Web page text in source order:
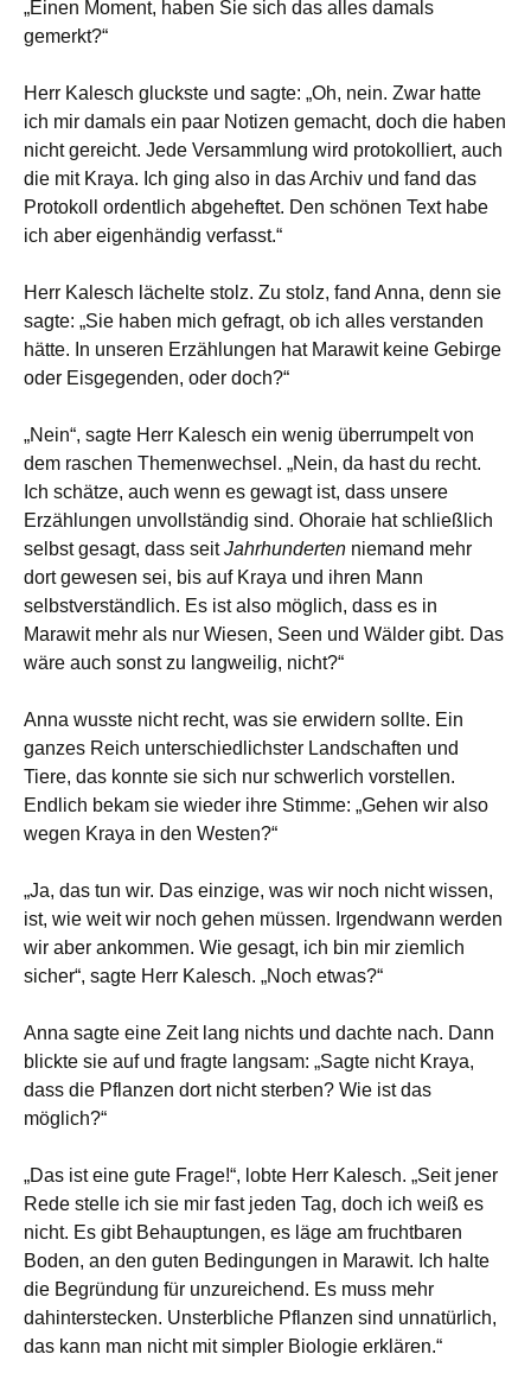
„Einen Moment, haben Sie sich das alles damals
gemerkt?“
Herr Kalesch gluckste und sagte: „Oh, nein. Zwar hatte
ich mir damals ein paar Notizen gemacht, doch die haben
nicht gereicht. Jede Versammlung wird protokolliert, auch
die mit Kraya. Ich ging also in das Archiv und fand das
Protokoll ordentlich abgeheftet. Den schönen Text habe
ich aber eigenhändig verfasst.“
Herr Kalesch lächelte stolz. Zu stolz, fand Anna, denn sie
sagte: „Sie haben mich gefragt, ob ich alles verstanden
hätte. In unseren Erzählungen hat Marawit keine Gebirge
oder Eisgegenden, oder doch?“
„Nein“, sagte Herr Kalesch ein wenig überrumpelt von
dem raschen Themenwechsel. „Nein, da hast du recht.
Ich schätze, auch wenn es gewagt ist, dass unsere
Erzählungen unvollständig sind. Ohoraie hat schließlich
selbst gesagt, dass seitJahrhunderten niemand mehr
dort gewesen sei, bis auf Kraya und ihren Mann
selbstverständlich. Es ist also möglich, dass es in
Marawit mehr als nur Wiesen, Seen und Wälder gibt. Das
wäre auch sonst zu langweilig, nicht?“
Anna wusste nicht recht, was sie erwidern sollte. Ein
ganzes Reich unterschiedlichster Landschaften und
Tiere, das konnte sie sich nur schwerlich vorstellen.
Endlich bekam sie wieder ihre Stimme: „Gehen wir also
wegen Kraya in den Westen?“
„Ja, das tun wir. Das einzige, was wir noch nicht wissen,
ist, wie weit wir noch gehen müssen. Irgendwann werden
wir aber ankommen. Wie gesagt, ich bin mir ziemlich
sicher“, sagte Herr Kalesch. „Noch etwas?“
Anna sagte eine Zeit lang nichts und dachte nach. Dann
blickte sie auf und fragte langsam: „Sagte nicht Kraya,
dass die Pflanzen dort nicht sterben? Wie ist das
möglich?“
„Das ist eine gute Frage!“, lobte Herr Kalesch. „Seit jener
Rede stelle ich sie mir fast jeden Tag, doch ich weiß es
nicht. Es gibt Behauptungen, es läge am fruchtbaren
Boden, an den guten Bedingungen in Marawit. Ich halte
die Begründung für unzureichend. Es muss mehr
dahinterstecken. Unsterbliche Pflanzen sind unnatürlich,
das kann man nicht mit simpler Biologie erklären.“